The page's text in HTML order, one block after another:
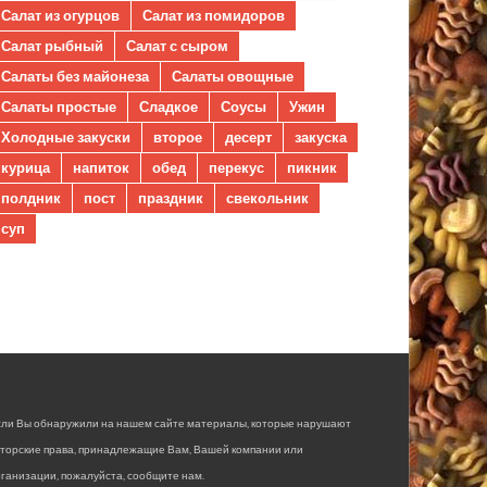
Салат из огурцов
Салат из помидоров
Салат рыбный
Салат с сыром
Салаты без майонеза
Салаты овощные
Салаты простые
Сладкое Соусы
Ужин
Холодные закуски
второе десерт
закуска
курица
напиток обед перекус
пикник
полдник
пост праздник
свекольник
суп
Вы обнаружили на нашем сайте материалы, которые нарушают
права, принадлежащие Вам, Вашей компании или
пожалуйста, сообщите нам.